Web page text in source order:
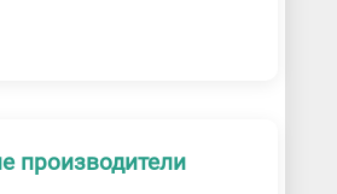
производители